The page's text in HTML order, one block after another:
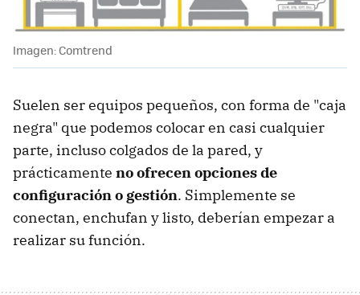
Imagen: Comtrend
Suelen ser equipos pequeños, con forma de "caja
negra" que podemos colocar en casi cualquier
parte, incluso colgados de la pared, y
prácticamente no ofrecen opciones de
configuración o gestión. Simplemente se
conectan, enchufan y listo, deberían empezar a
realizar su función.